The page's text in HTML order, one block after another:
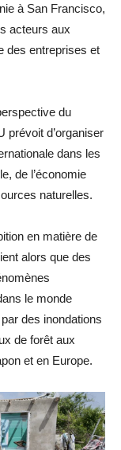
à San Francisco,
acteurs aux
des entreprises et
du
prévoit d’organiser
dans les
de l’économie
naturelles.
en matière de
alors que des
le monde
des inondations
de forêt aux
et en Europe.